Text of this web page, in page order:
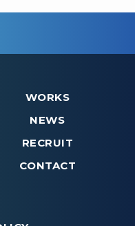
WORKS
NEWS
RECRUIT
CONTACT